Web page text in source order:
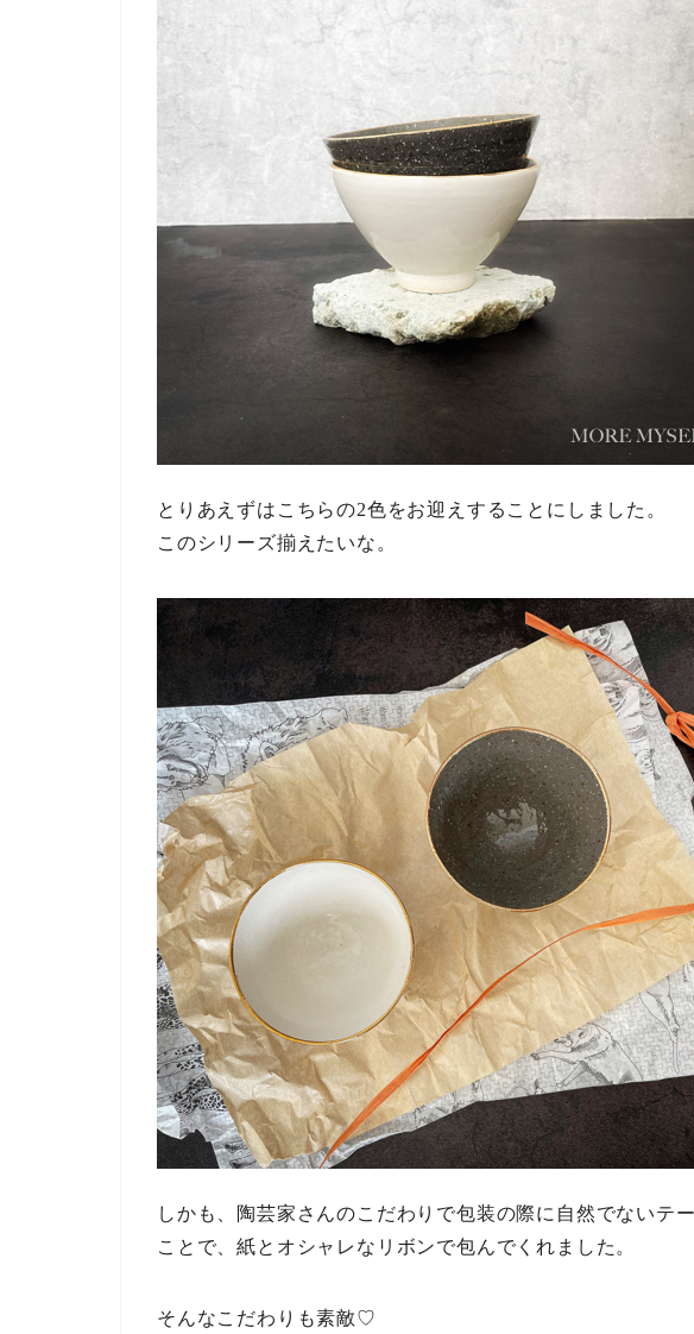
とりあえずはこちらの2色をお迎えすることにしました。
このシリーズ揃えたいな。
しかも、陶芸家さんのこだわりで包装の際に自然でないテ
ことで、紙とオシャレなリボンで包んでくれました。
そんなこだわりも素敵♡